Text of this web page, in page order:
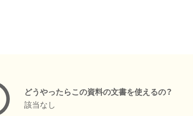
どうやったらこの資料の文書を使えるの？
該当なし